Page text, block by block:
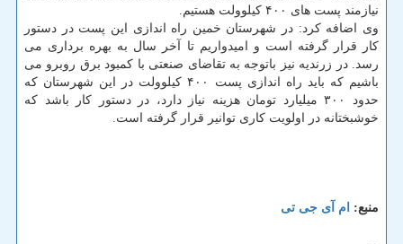
نیازمند پست های ۴۰۰ کیلوولت هستیم.
وی اضافه کرد: در شهرستان خمین راه اندازی این پست در دستور
کار قرار گرفته است و امیدواریم تا آخر سال به بهره برداری می
رسد. در زرندیه نیز باتوجه به تقاضای صنعتی با کمبود برق روبرو می
باشیم که باید راه اندازی پست ۴۰۰ کیلوولت در این شهرستان که
حدود ۳۰۰ میلیارد تومان هزینه نیاز دارد، در دستور کار باشد که
خوشبختانه در اولویت کاری توانیر قرار گرفته است.
منبع: ام آی جی تی